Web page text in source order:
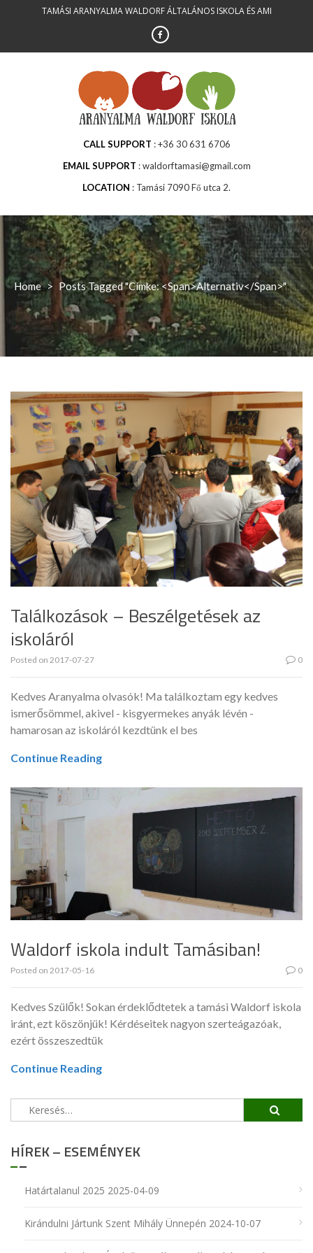
TAMÁSI ARANYALMA WALDORF ÁLTALÁNOS ISKOLA ÉS AMI
CALL SUPPORT
+36 30 631 6706
EMAIL SUPPORT
waldorftamasi@gmail.com
LOCATION
Tamási 7090 Fő utca 2.
Home > Posts Tagged "Címke: <span>alternativ</span>"
Találkozások – Beszélgetések az
iskoláról
Posted on 2017-07-27 0
Kedves Aranyalma olvasók! Ma találkoztam egy kedves
ismerősömmel, akivel - kisgyermekes anyák lévén -
hamarosan az iskoláról kezdtünk el bes
Continue Reading
Waldorf iskola indult Tamásiban!
Posted on 2017-05-16 0
Kedves Szülők! Sokan érdeklődtetek a tamási Waldorf iskola
iránt, ezt köszönjük! Kérdéseitek nagyon szerteágazóak,
ezért összeszedtük
Continue Reading
Keresés:
HÍREK – ESEMÉNYEK
Határtalanul 2025 2025-04-09
Kirándulni Jártunk Szent Mihály Ünnepén 2024-10-07